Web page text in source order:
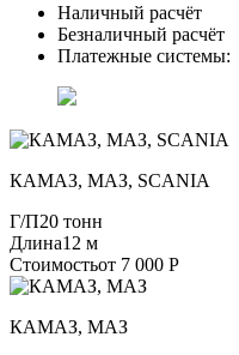
Наличный расчёт
Безналичный расчёт
Платежные системы:
КАМАЗ, МАЗ, SCANIA
Г/П20 тонн
Длина12 м
Стоимостьот 7 000 Р
КАМАЗ, МАЗ